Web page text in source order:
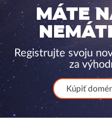
MÁTE
Registrujte svoju
za
Kúpiť